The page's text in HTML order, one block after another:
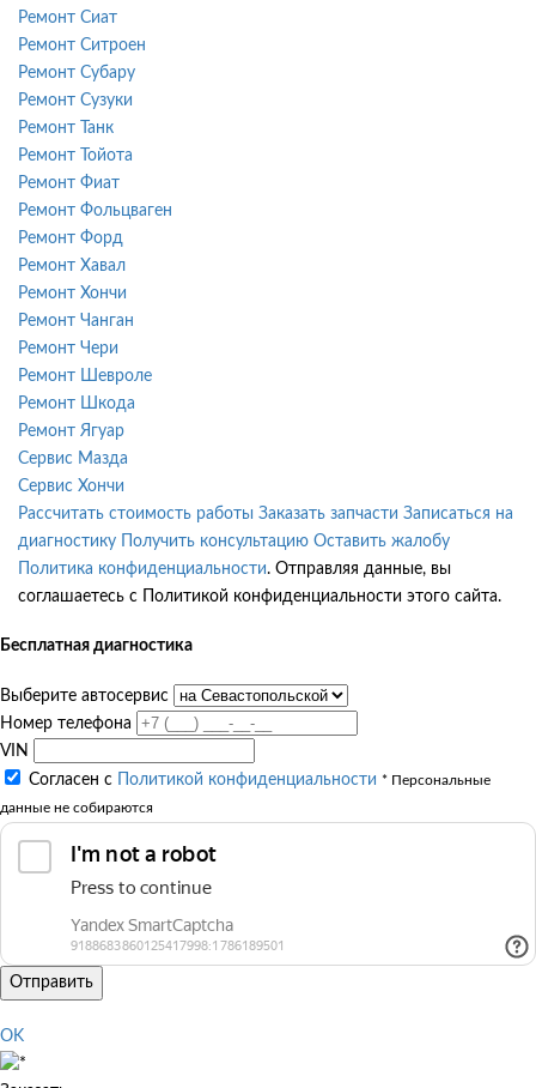
Ремонт Сиат
Ремонт Ситроен
Ремонт Субару
Ремонт Сузуки
Ремонт Танк
Ремонт Тойота
Ремонт Фиат
Ремонт Фольцваген
Ремонт Форд
Ремонт Хавал
Ремонт Хончи
Ремонт Чанган
Ремонт Чери
Ремонт Шевроле
Ремонт Шкода
Ремонт Ягуар
Сервис Мазда
Сервис Хончи
Рассчитать стоимость работы Заказать запчасти Записаться на
диагностику
Получить консультацию Оставить жалобу
Политика конфиденциальности. Отправляя данные, вы
соглашаетесь с Политикой конфиденциальности этого сайта.
Бесплатная диагностика
Выберите автосервис
Номер телефона
VIN
Согласен с
Политикой конфиденциальности * Персональные
данные не собираются
Отправить
OK